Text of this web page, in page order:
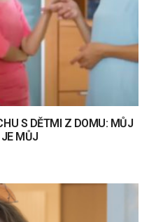
S DĚTMI Z DOMU: MŮJ
MŮJ